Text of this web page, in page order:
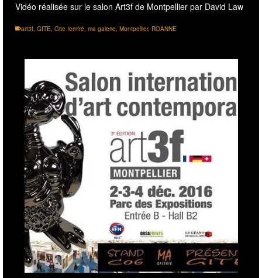
Vidéo réalisée sur le salon Art3f de Montpellier par David Law
art3f, GITE, Gite Iemfré, ma galerie, Montpellier, ROANNE